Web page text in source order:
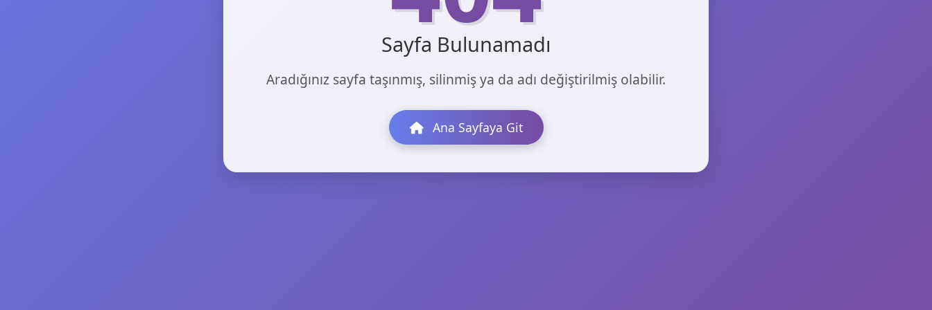
Sayfa Bulunamadı
Aradığınız sayfa taşınmış, silinmiş ya da adı değiştirilmiş olabilir.
Ana Sayfaya Git